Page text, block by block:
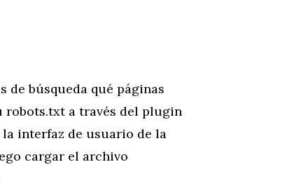
de búsqueda qué páginas
robots.txt a través del plugin
la interfaz de usuario de la
cargar el archivo